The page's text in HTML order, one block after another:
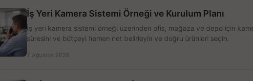
İş Yeri Kamera Sistemi Örneği ve Kurulum Planı
İş yeri kamera sistemi örneği üzerinden ofis, mağaza ve depo için
süresini ve bütçeyi hemen net belirleyin ve doğru ürünleri seçin.
7 Ağustos 2026